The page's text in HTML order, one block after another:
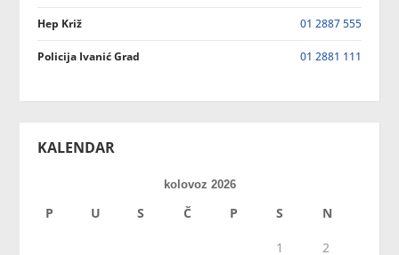
Hep Križ 01 2887 555
Policija Ivanić Grad 01 2881 111
KALENDAR
kolovoz 2026
P U S Č P S N
1
2